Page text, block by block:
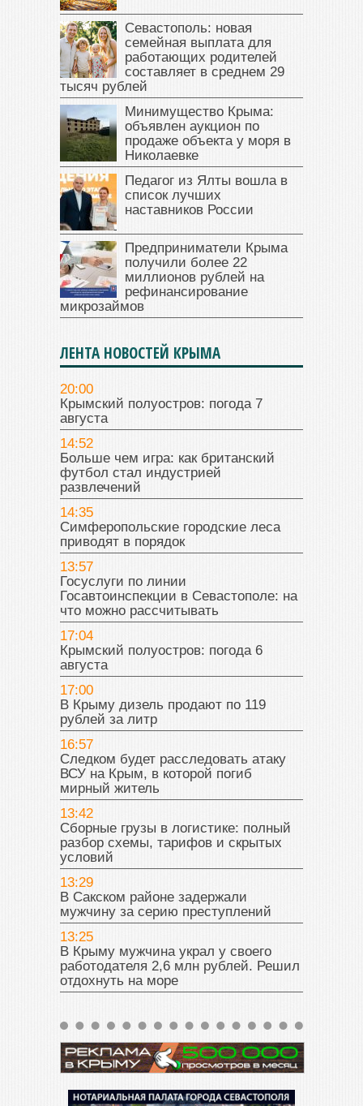
Севастополь: новая
семейная выплата для
работающих родителей
составляет в среднем 29
тысяч рублей
Минимущество Крыма:
объявлен аукцион по
продаже объекта у моря в
Николаевке
Педагог из Ялты вошла в
список лучших
наставников России
Предприниматели Крыма
получили более 22
миллионов рублей на
рефинансирование
микрозаймов
ЛЕНТА НОВОСТЕЙ КРЫМА
20:00
Крымский полуостров: погода 7
августа
14:52
Больше чем игра: как британский
футбол стал индустрией
развлечений
14:35
Симферопольские городские леса
приводят в порядок
13:57
Госуслуги по линии
Госавтоинспекции в Севастополе: на
что можно рассчитывать
17:04
Крымский полуостров: погода 6
августа
17:00
В Крыму дизель продают по 119
рублей за литр
16:57
Следком будет расследовать атаку
ВСУ на Крым, в которой погиб
мирный житель
13:42
Сборные грузы в логистике: полный
разбор схемы, тарифов и скрытых
условий
13:29
В Сакском районе задержали
мужчину за серию преступлений
13:25
В Крыму мужчина украл у своего
работодателя 2,6 млн рублей. Решил
отдохнуть на море